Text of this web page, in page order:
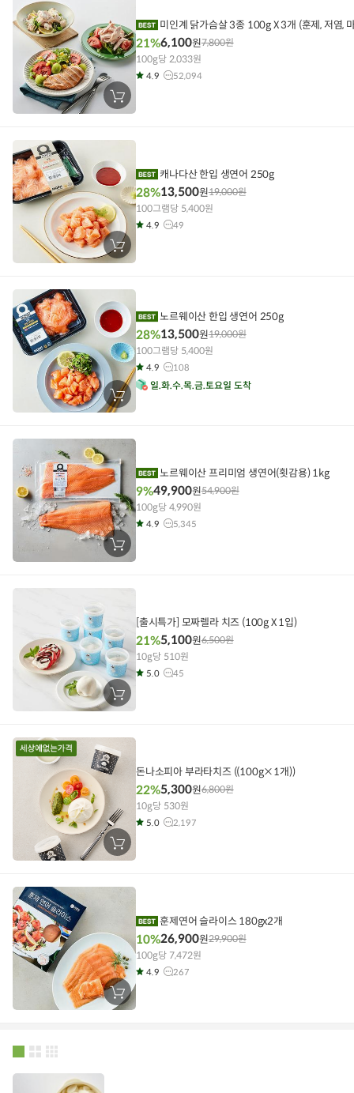
장
바
에
미인계 닭가슴살 3종 100g X 3개 (훈제, 저염,
21%6,100원7,800원
100g당 2,033원
4.9 52,094
장
바
에
담
기
캐나다산 한입 생연어 250g
28%13,500원19,000원
100그램당 5,400원
4.9 49
장
바
에
담
기
노르웨이산 한입 생연어 250g
28%13,500원19,000원
100그램당 5,400원
4.9 108
일 화 수 목 금 토요일 도착
장
바
에
노르웨이산 프리미엄 생연어(횟감용) 1kg
9%49,900원54,900원
100g당 4,990원
4.9 5,345
장
바
에
담
기
[출시특가] 모짜렐라 치즈 (100g X 1입)
21%5,100원6,500원
10g당 510원
5.0 45
장
바
에
돈나소피아 부라타치즈 ((100g×1개))
22%5,300원6,800원
10g당 530원
5.0 2,197
장
바
훈제연어 슬라이스 180gx2개
10%26,900원29,900원
100g당 7,472원
4.9 267